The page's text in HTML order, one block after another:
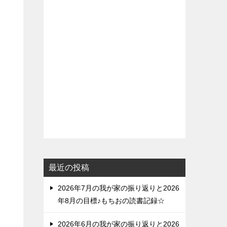
最近の投稿
2026年7月の我が家の振り返りと2026
年8月の目標♪もちおの読書記録☆
2026年6月の我が家の振り返りと2026